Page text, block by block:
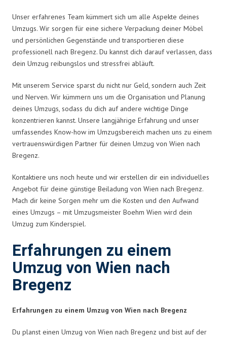
Unser erfahrenes Team kümmert sich um alle Aspekte deines
Umzugs. Wir sorgen für eine sichere Verpackung deiner Möbel
und persönlichen Gegenstände und transportieren diese
professionell nach Bregenz. Du kannst dich darauf verlassen, dass
dein Umzug reibungslos und stressfrei abläuft.
Mit unserem Service sparst du nicht nur Geld, sondern auch Zeit
und Nerven. Wir kümmern uns um die Organisation und Planung
deines Umzugs, sodass du dich auf andere wichtige Dinge
konzentrieren kannst. Unsere langjährige Erfahrung und unser
umfassendes Know-how im Umzugsbereich machen uns zu einem
vertrauenswürdigen Partner für deinen Umzug von Wien nach
Bregenz.
Kontaktiere uns noch heute und wir erstellen dir ein individuelles
Angebot für deine günstige Beiladung von Wien nach Bregenz.
Mach dir keine Sorgen mehr um die Kosten und den Aufwand
eines Umzugs – mit Umzugsmeister Boehm Wien wird dein
Umzug zum Kinderspiel.
Erfahrungen zu einem
Umzug von Wien nach
Bregenz
Erfahrungen zu einem Umzug von Wien nach Bregenz
Du planst einen Umzug von Wien nach Bregenz und bist auf der